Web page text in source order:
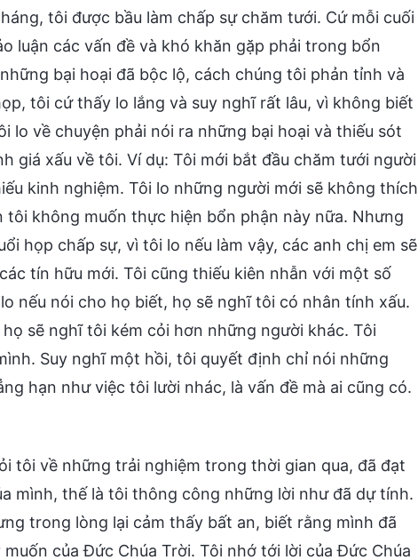
tôi được bầu làm chấp sự chăm tưới. Cứ mỗi cuối
luận các vấn đề và khó khăn gặp phải trong bổn
bại hoại đã bộc lộ, cách chúng tôi phản tỉnh và
tôi cứ thấy lo lắng và suy nghĩ rất lâu, vì không biết
lo về chuyện phải nói ra những bại hoại và thiếu sót
giá xấu về tôi. Ví dụ: Tôi mới bắt đầu chăm tưới người
kinh nghiệm. Tôi lo những người mới sẽ không thích
không muốn thực hiện bổn phận này nữa. Nhưng
họp chấp sự, vì tôi lo nếu làm vậy, các anh chị em sẽ
tín hữu mới. Tôi cũng thiếu kiên nhẫn với một số
nếu nói cho họ biết, họ sẽ nghĩ tôi có nhân tính xấu.
sẽ nghĩ tôi kém cỏi hơn những người khác. Tôi
Suy nghĩ một hồi, tôi quyết định chỉ nói những
hạn như việc tôi lười nhác, là vấn đề mà ai cũng có.
tôi về những trải nghiệm trong thời gian qua, đã đạt
mình, thế là tôi thông công những lời như đã dự tính.
trong lòng lại cảm thấy bất an, biết rằng mình đã
của Đức Chúa Trời. Tôi nhớ tới lời của Đức Chúa